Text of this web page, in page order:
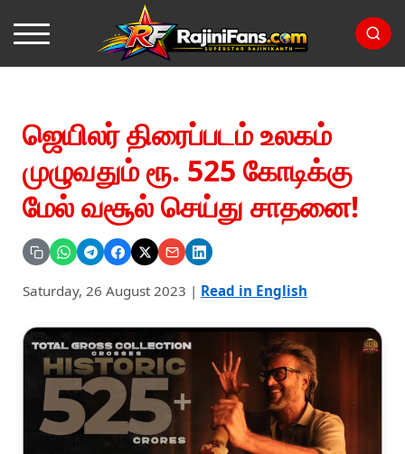
ஜெயிலர் திரைப்படம் உலகம்
முழுவதும் ரூ. 525 கோடிக்கு
மேல் வசூல் செய்து சாதனை!
Saturday, 26 August 2023 | Read in English